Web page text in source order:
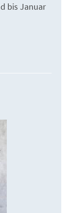
bis Januar